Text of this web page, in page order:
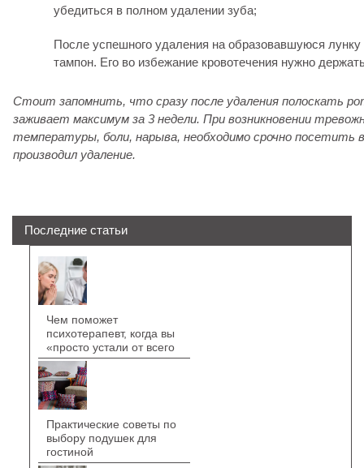
убедиться в полном удалении зуба;
После успешного удаления на образовавшуюся
тампон. Его во избежание кровотечения нужно
Стоит запомнить, что сразу после удаления полоскать
заживает максимум за 3 недели. При возникновении
температуры, боли, нарыва, необходимо срочно посетить
производил удаление.
Последние статьи
Чем поможет
психотерапевт, когда вы
«просто устали от всего
Практические советы по
выбору подушек для
гостиной